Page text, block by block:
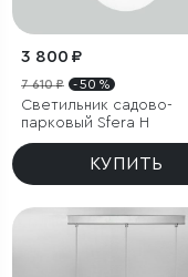
3 800 ₽
7 610 ₽ - 50 %
Светильник садово-
парковый Sfera H
КУПИТЬ